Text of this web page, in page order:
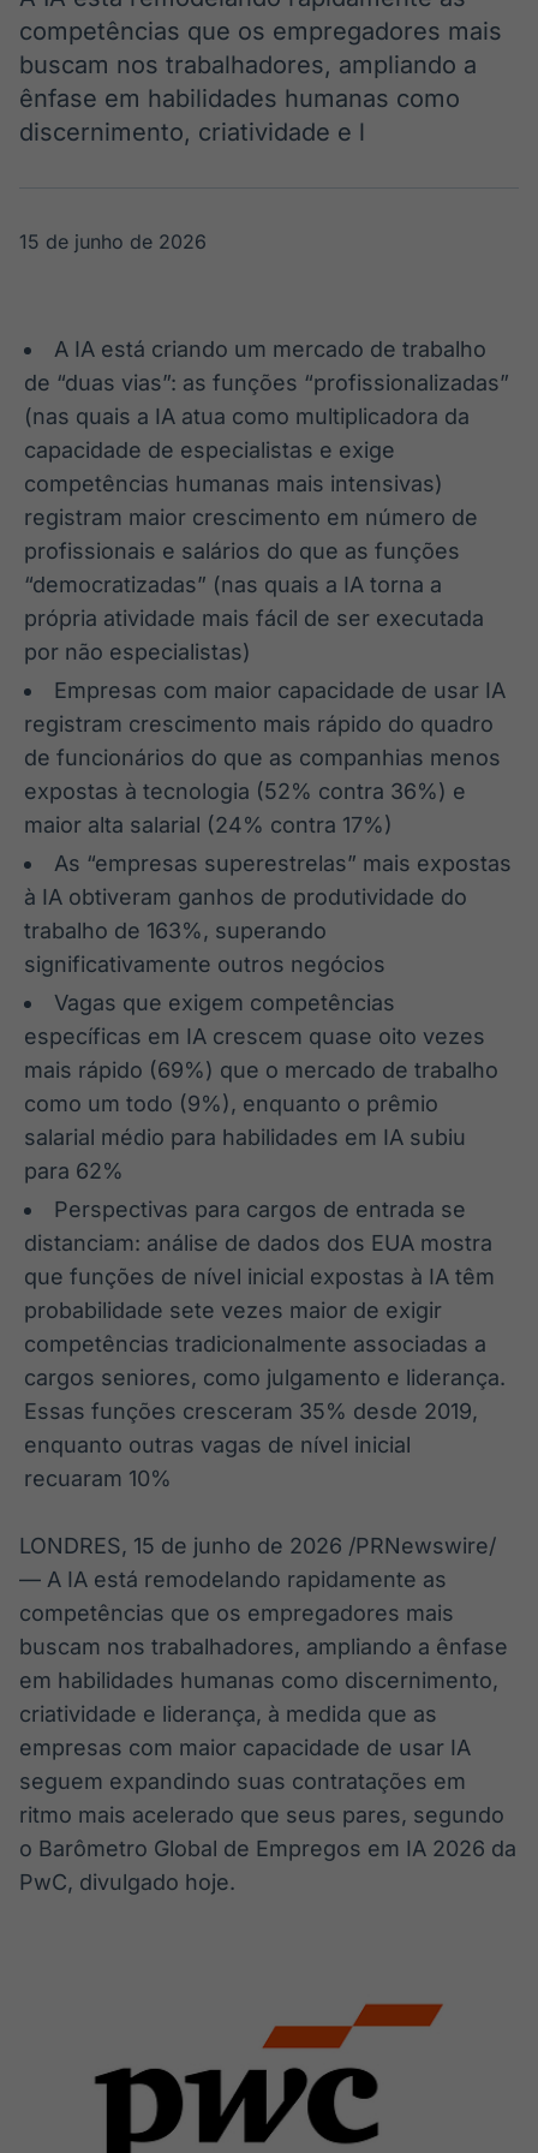
Broadcast
Ticker
Cotações e
headlines de
Broadcast
Widgets
Componentes
para conteúdos e
Tecnologia
Broadcast
Radar
Monitoramento
inteligente de
notícias e
conteúdos
Broadcast
Fundos
analisar fundos
de investimento
no Brasil
IA
Em breve
BroadFast
Em breve
Gestão de
Investimentos
Em breve
Tokenização
de ativos
Em breve
Crédito
Em breve
competências que os empregadores mais
buscam nos trabalhadores, ampliando a
ênfase em habilidades humanas como
discernimento, criatividade e l
15 de junho de 2026
A IA está criando um mercado de trabalho
de “duas vias”: as funções “profissionalizadas”
(nas quais a IA atua como multiplicadora da
capacidade de especialistas e exige
competências humanas mais intensivas)
registram maior crescimento em número de
profissionais e salários do que as funções
“democratizadas” (nas quais a IA torna a
própria atividade mais fácil de ser executada
por não especialistas)
Empresas com maior capacidade de usar IA
registram crescimento mais rápido do quadro
de funcionários do que as companhias menos
expostas à tecnologia (52% contra 36%) e
maior alta salarial (24% contra 17%)
As “empresas superestrelas” mais expostas
à IA obtiveram ganhos de produtividade do
trabalho de 163%, superando
significativamente outros negócios
Vagas que exigem competências
específicas em IA crescem quase oito vezes
mais rápido (69%) que o mercado de trabalho
como um todo (9%), enquanto o prêmio
salarial médio para habilidades em IA subiu
para 62%
Perspectivas para cargos de entrada se
distanciam: análise de dados dos EUA mostra
que funções de nível inicial expostas à IA têm
probabilidade sete vezes maior de exigir
competências tradicionalmente associadas a
cargos seniores, como julgamento e liderança.
Essas funções cresceram 35% desde 2019,
enquanto outras vagas de nível inicial
recuaram 10%
LONDRES, 15 de junho de 2026 /PRNewswire/
— A IA está remodelando rapidamente as
competências que os empregadores mais
buscam nos trabalhadores, ampliando a ênfase
em habilidades humanas como discernimento,
criatividade e liderança, à medida que as
empresas com maior capacidade de usar IA
seguem expandindo suas contratações em
ritmo mais acelerado que seus pares, segundo
o Barômetro Global de Empregos em IA 2026 da
PwC, divulgado hoje.